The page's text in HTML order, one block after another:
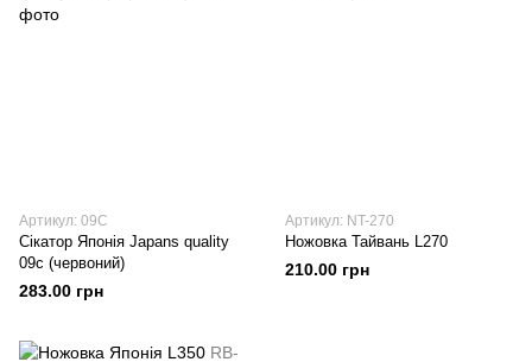
Артикул: 09C
Сікатор Японія Japans quality
09c (червоний)
283.00 грн
Артикул: NT-270
Ножовка Тайвань L270
210.00 грн